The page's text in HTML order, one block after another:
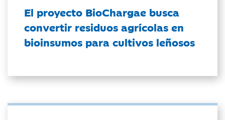
El proyecto BioChargae busca
convertir residuos agrícolas en
bioinsumos para cultivos leñosos